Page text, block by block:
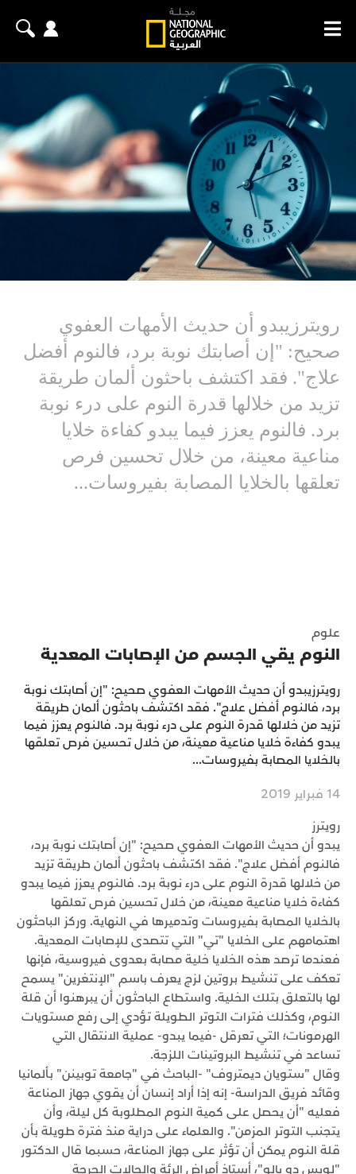
رويترزيبدو أن حديث الأمهات العفوي
صحيح: "إن أصابتك نوبة برد، فالنوم أفضل
علاج". فقد اكتشف باحثون ألمان طريقة
تزيد من خلالها قدرة النوم على درء نوبة
برد. فالنوم يعزز فيما يبدو كفاءة خلايا
مناعية معينة، من خلال تحسين فرص
تعلقها بالخلايا المصابة بفيروسات...
علوم
النوم يقي الجسم من الإصابات المعدية
رويترزيبدو أن حديث الأمهات العفوي صحيح: "إن أصابتك نوبة
برد، فالنوم أفضل علاج". فقد اكتشف باحثون ألمان طريقة
تزيد من خلالها قدرة النوم على درء نوبة برد. فالنوم يعزز فيما
يبدو كفاءة خلايا مناعية معينة، من خلال تحسين فرص تعلقها
بالخلايا المصابة بفيروسات...
14 فبراير 2019
رويترز
يبدو أن حديث الأمهات العفوي صحيح: "إن أصابتك نوبة برد،
فالنوم أفضل علاج". فقد اكتشف باحثون ألمان طريقة تزيد
من خلالها قدرة النوم على درء نوبة برد. فالنوم يعزز فيما يبدو
كفاءة خلايا مناعية معينة، من خلال تحسين فرص تعلقها
بالخلايا المصابة بفيروسات وتدميرها في النهاية. وركز الباحثون
اهتمامهم على الخلايا "تي" التي تتصدى للإصابات المعدية.
فعندما ترصد هذه الخلايا خلية مصابة بعدوى فيروسية، فإنها
تعكف على تنشيط بروتين لزج يعرف باسم "الإنتغرين" يسمح
لها بالتعلق بتلك الخلية. واستطاع الباحثون أن يبرهنوا أن قلة
النوم، وكذلك فترات التوتر الطويلة تؤدي إلى رفع مستويات
الهرمونات؛ التي تعرقل -فيما يبدو- عملية الانتقال التي
تساعد في تنشيط البروتينات اللزجة.
وقال "ستويان ديمتروف" -الباحث في "جامعة توبينن" بألمانيا
وقائد فريق الدراسة- إنه إذا أراد إنسان أن يقوي جهاز المناعة
فعليه "أن يحصل على كمية النوم المطلوبة كل ليلة، وأن
يتجنب التوتر المزمن". والعلماء على دراية منذ فترة طويلة بأن
قلة النوم يمكن أن تؤثر على جهاز المناعة، حسبما قال الدكتور
"لويس دو بالو"، أستاذ أمراض الرئة والحالات الحرجة